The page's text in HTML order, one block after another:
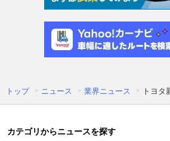
トップ ニュース 業界ニュース トヨタ
カテゴリからニュースを探す